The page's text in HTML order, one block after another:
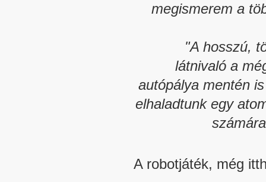
megismerem a
"A hosszú,
látnivaló a
autópálya mentén
elhaladtunk egy
A robotjáték, még